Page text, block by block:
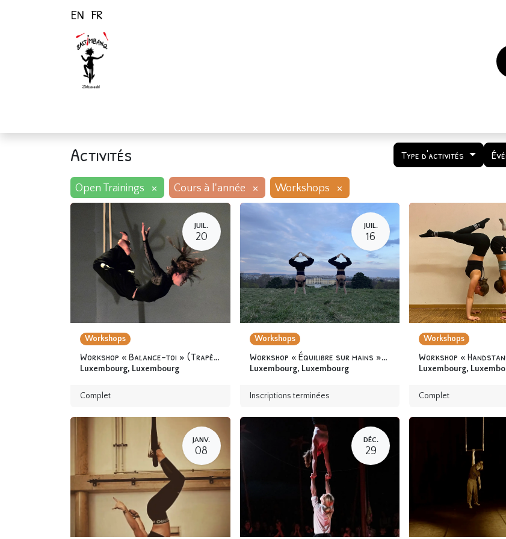
EN FR
Activités Type d'activités
Open Trainings × Cours à l'année × Workshops ×
JUIL.
20
Workshops
Workshop « Balance-toi » (Trapèze fixe) 12 ans & +
Luxembourg, Luxembourg
Complet
JUIL.
16
Workshops
Workshop « Équilibre sur mains » 12 ans & +
Luxembourg, Luxembourg
Inscriptions terminées
Workshops
Workshop «
Luxembourg,
Complet
JANV.
08
DÉC.
29